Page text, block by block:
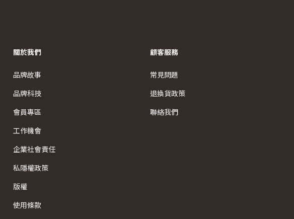
關於我們
品牌故事
品牌科技
會員專區
工作機會
企業社會責任
私隱權政策
版權
使用條款
顧客服務
常見問題
退換貨政策
聯絡我們